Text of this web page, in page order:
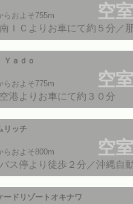
空
らおよそ755m
ＩＣよりお車にて約５分／
空
ａｄｏ
らおよそ775m
港よりお車にて約３０分
空
リッチ
らおよそ800m
ス停より徒歩２分／沖縄
ードリゾートオキナワ